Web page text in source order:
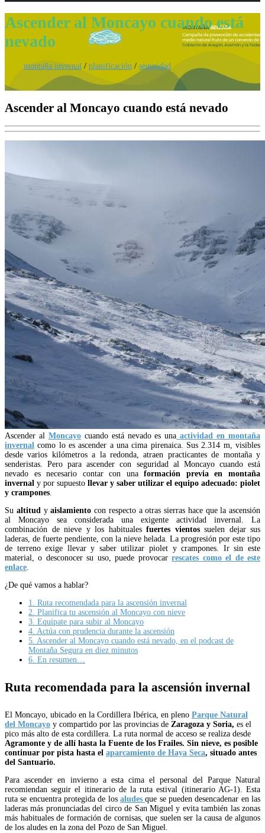
Ascender al Moncayo cuando está
nevado
montaña invernal / planificación / seguridad
Ascender al Moncayo cuando está nevado
Ascender al Moncayocuando está nevado es una actividad en montaña
invernal como lo es ascender a una cima pirenaica. Sus 2.314 m, visibles
desde varios kilómetros a la redonda, atraen practicantes de montaña y
senderistas. Pero para ascender con seguridad al Moncayo cuando está
nevado es necesario contar con unaformación previa en montaña
invernal y por supuesto llevar y saber utilizar el equipo adecuado: piolet
y crampones.
Su altitudyaislamiento con respecto a otras sierras hace que la ascensión
al Moncayo sea considerada una exigente actividad invernal. La
combinación de nieve y los habitualesfuertes vientossuelen dejar sus
laderas, de fuerte pendiente, con la nieve helada. La progresión por este tipo
de terreno exige llevar y saber utilizar piolet y crampones. Ir sin este
material, o desconocer su uso, puede provocarrescates como el de este
enlace.
¿De qué vamos a hablar?
1. Ruta recomendada para la ascensión invernal
2. Planifica tu ascensión al Moncayo con nieve
3. Equípate para subir al Moncayo
4. Actúa con prudencia durante la ascensión
5. Ascender al Moncayo cuando está nevado, en el podcast de
Montaña Segura en diez minutos
6. En resumen…
Ruta recomendada para la ascensión invernal
El Moncayo, ubicado en la Cordillera Ibérica, en pleno Parque Natural
del Moncayo y compartido por las provincias de Zaragoza y Soria, es el
pico más alto de esta cordillera. La ruta normal de acceso se realiza desde
Agramonte y de allí hasta la Fuente de los Frailes. Sin nieve, es posible
continuar por pista hasta el aparcamiento de Haya Seca, situado antes
del Santuario.
Para ascender en invierno a esta cima el personal del Parque Natural
recomiendan seguir el itinerario de la ruta estival (itinerario AG-1). Esta
ruta se encuentra protegida de los aludes que se pueden desencadenar en las
laderas más pronunciadas del circo de San Miguel y evita también las zonas
más habituales de formación de cornisas, que suelen ser la causa de algunos
de los aludes en la zona del Pozo de San Miguel.